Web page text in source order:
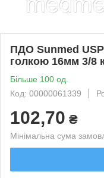
ПДО Sunmed USP
голкою 16мм 3/8
Більше 100 од.
Код: 00000061339
102,70 ₴
Мінімальна сума